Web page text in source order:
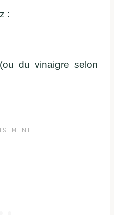
:
du vinaigre selon